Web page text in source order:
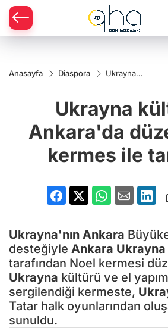
Anasayfa Diaspora
Ukrayna
düzenlenen
kermes ile
Ukrayna
Ankara'da
kermes ile
Ukrayna'nın Ankara
desteğiyle Ankara Ukrayna
tarafından Noel kermesi
Ukrayna kültürü ve el
sergilendiği kermeste,
Tatar halk oyunlarından
sunuldu.